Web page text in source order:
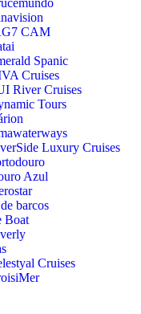
CAM
Spanic
Cruises
River Cruises
Tours
Luxury Cruises
Azul
barcos
Boat
Cruises